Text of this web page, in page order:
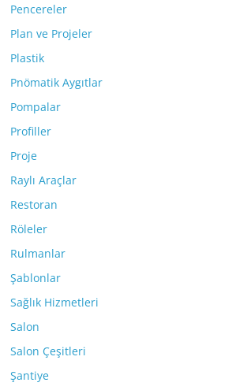
Pencereler
Plan ve Projeler
Plastik
Pnömatik Aygıtlar
Pompalar
Profiller
Proje
Raylı Araçlar
Restoran
Röleler
Rulmanlar
Şablonlar
Sağlık Hizmetleri
Salon
Salon Çeşitleri
Şantiye